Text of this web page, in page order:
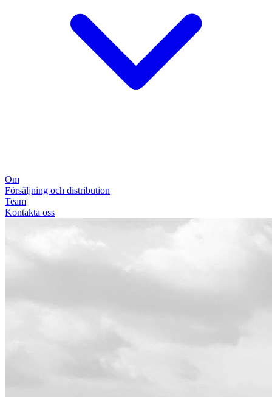
Om
Försäljning och distribution
Team
Kontakta oss